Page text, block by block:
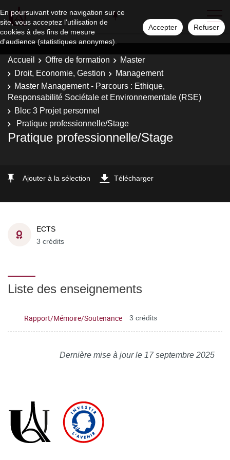
En poursuivant votre navigation sur ce
site, vous acceptez l'utilisation de
cookies à des fins de mesure
d'audience (statistiques anonymes).
Accepter Refuser
Accueil Offre de formation
Master
Droit, Economie, Gestion
Management
Master Management - Parcours : Ethique,
Responsabilité Sociétale et Environnementale (RSE)
Bloc 3 Projet personnel
Pratique professionnelle/Stage
Pratique professionnelle/Stage
Ajouter à la sélection Télécharger
ECTS
3 crédits
Liste des enseignements
Rapport/Mémoire/Soutenance 3 crédits
Dernière mise à jour le 17 septembre 2025